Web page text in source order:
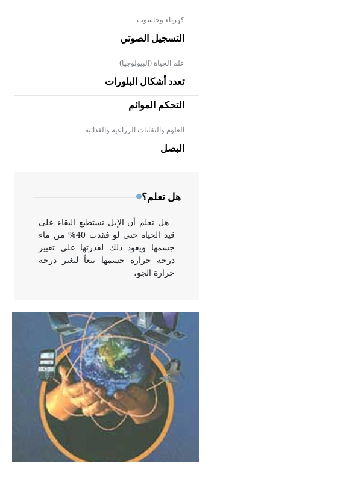
كهرباء وحاسوب
التسجيل الصوتي
علم الحياة (البيولوجيا)
تعدد أشكال البلورات
التحكم الموائم
العلوم والتقانات الزراعية والغذائية
البصل
هل تعلم؟
- هل تعلم أن الأبلق نوع من الفنون
الهندسية التي ارتبطت بالعمارة
الإسلامية في بلاد الشام ومصر خاصة،
- هل تعلم أن الإبل تستطيع البقاء على
قيد الحياة حتى لو فقدت 40% من ماء
جسمها ويعود ذلك لقدرتها على تغيير
درجة حرارة جسمها تبعاً لتغير درجة
حرارة الجو،
- هل تعلم أن أبقراط كتب في الطب
أربعة مؤلفات هي: الحكم، الأدلة، تنظيم
التغذية، ورسالته في جروح الرأس.
ويعود له الفضل بأنه حرر الطب من
الدين والفلسفة.
- هل تعلم أن المرجان إفراز حيواني
يتكون في البحر ويتركب من مادة
كربونات الكلسيوم، وهو أحمر أو شديد
الحمرة وهو أجود أنواعه، ويمتاز بكبر
الحجم ويسمى الش